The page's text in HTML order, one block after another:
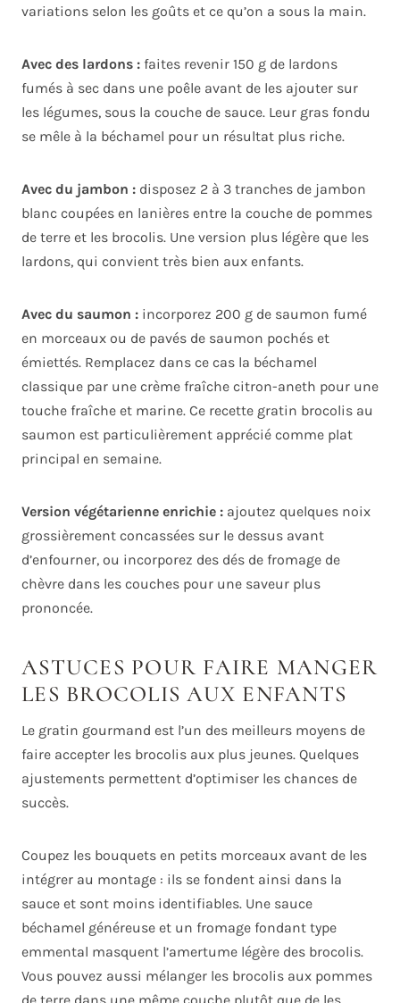
variations selon les goûts et ce qu’on a sous la main.
Avec des lardons : faites revenir 150 g de lardons
fumés à sec dans une poêle avant de les ajouter sur
les légumes, sous la couche de sauce. Leur gras fondu
se mêle à la béchamel pour un résultat plus riche.
Avec du jambon : disposez 2 à 3 tranches de jambon
blanc coupées en lanières entre la couche de pommes
de terre et les brocolis. Une version plus légère que les
lardons, qui convient très bien aux enfants.
Avec du saumon : incorporez 200 g de saumon fumé
en morceaux ou de pavés de saumon pochés et
émiettés. Remplacez dans ce cas la béchamel
classique par une crème fraîche citron-aneth pour une
touche fraîche et marine. Ce recette gratin brocolis au
saumon est particulièrement apprécié comme plat
principal en semaine.
Version végétarienne enrichie : ajoutez quelques noix
grossièrement concassées sur le dessus avant
d’enfourner, ou incorporez des dés de fromage de
chèvre dans les couches pour une saveur plus
prononcée.
ASTUCES POUR FAIRE MANGER
LES BROCOLIS AUX ENFANTS
Le gratin gourmand est l’un des meilleurs moyens de
faire accepter les brocolis aux plus jeunes. Quelques
ajustements permettent d’optimiser les chances de
succès.
Coupez les bouquets en petits morceaux avant de les
intégrer au montage : ils se fondent ainsi dans la
sauce et sont moins identifiables. Une sauce
béchamel généreuse et un fromage fondant type
emmental masquent l’amertume légère des brocolis.
Vous pouvez aussi mélanger les brocolis aux pommes